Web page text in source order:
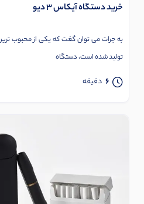
خرید دستگاه آیکاس 3 دیو
به جرات می توان گغت که یکی از محبوب
تولید شده است، دستگاه
6 دقیقه